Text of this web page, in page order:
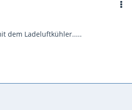
dem Ladeluftkühler.....